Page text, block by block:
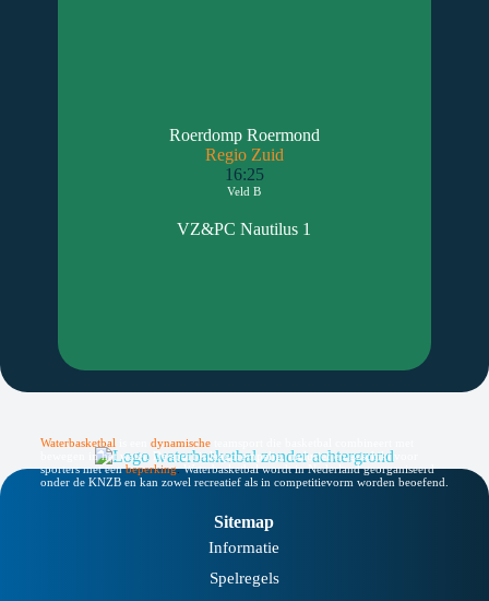
Roerdomp Roermond
Regio Zuid
16:25
Veld B
VZ&PC Nautilus 1
Waterbasketbal dynamische
bewegen in het water. De sport is laagdrempelig, inclusief en geschikt voor
sporters met een beperking.Waterbasketbal wordt in Nederland georganiseerd
onder de KNZB en kan zowel recreatief als in competitievorm worden beoefend.
Sitemap
Informatie
Spelregels